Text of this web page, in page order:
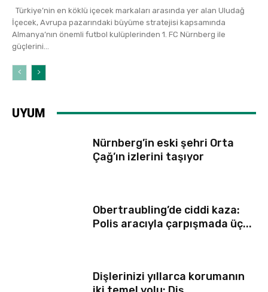
İçecek, Avrupa pazarındaki büyüme stratejisi kapsamında
Almanya’nın önemli futbol kulüplerinden 1. FC Nürnberg ile
güçlerini...
UYUM
Nürnberg’in eski şehri Orta
Çağ’ın izlerini taşıyor
Obertraubling’de ciddi kaza:
Polis aracıyla çarpışmada üç...
Dişlerinizi yıllarca korumanın